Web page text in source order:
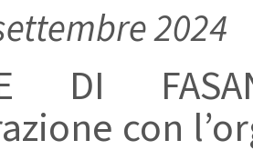
2024
DI
con